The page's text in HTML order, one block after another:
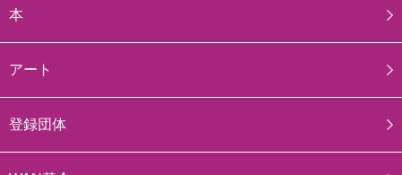
本
アート
登録団体